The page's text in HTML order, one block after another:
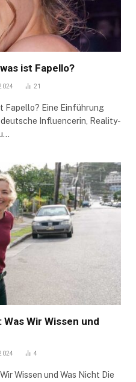
ist Fapello?
21
Fapello? Eine Einführung
Influencerin, Reality-
Wir Wissen und
4
Wissen und Was Nicht Die